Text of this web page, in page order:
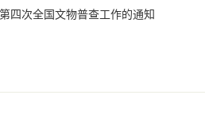
四次全国文物普查工作的通知